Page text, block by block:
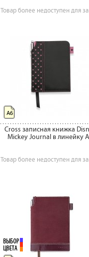
Товар более недоступен для
Cross записная книжка
Mickey Journal в линейку
Товар более недоступен для
А6